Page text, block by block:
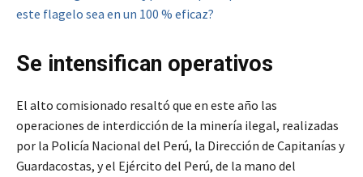
este flagelo sea en un 100 % eficaz?
Se intensifican operativos
El alto comisionado resaltó que en este año las
operaciones de interdicción de la minería ilegal, realizadas
por la Policía Nacional del Perú, la Dirección de Capitanías y
Guardacostas, y el Ejército del Perú, de la mano del